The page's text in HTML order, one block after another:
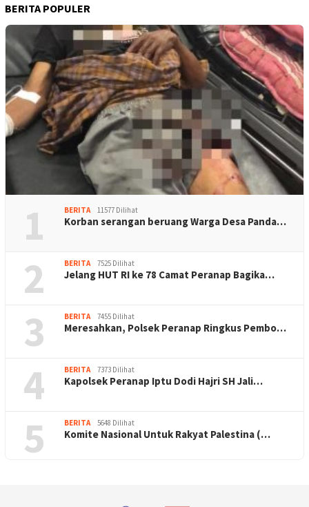
BERITA POPULER
1 BERITA 11577 Dilihat
Korban serangan beruang Warga Desa Panda…
2 BERITA 7525 Dilihat
Jelang HUT RI ke 78 Camat Peranap Bagika…
3 BERITA 7455 Dilihat
Meresahkan, Polsek Peranap Ringkus Pembo…
4 BERITA 7373 Dilihat
Kapolsek Peranap Iptu Dodi Hajri SH Jali…
5 BERITA 5648 Dilihat
Komite Nasional Untuk Rakyat Palestina (…